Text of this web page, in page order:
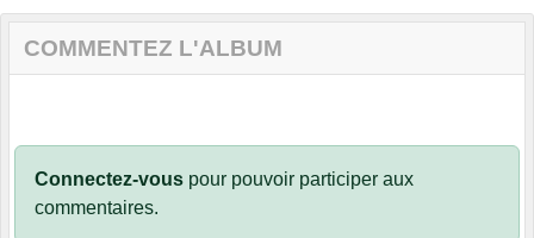
COMMENTEZ L'ALBUM
Connectez-vous pour pouvoir participer aux
commentaires.